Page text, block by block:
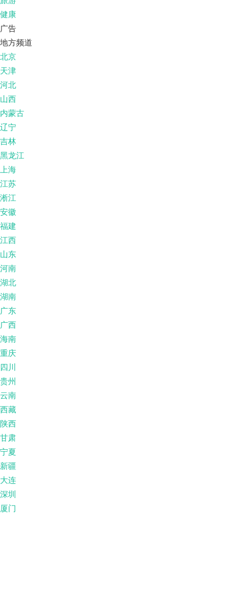
健康
广告
地方频道
北京
天津
河北
山西
内蒙古
辽宁
吉林
黑龙江
上海
江苏
淅江
安徽
福建
江西
山东
河南
湖北
湖南
广东
广西
海南
重庆
四川
贵州
云南
西藏
陕西
甘肃
宁夏
新疆
大连
深圳
厦门